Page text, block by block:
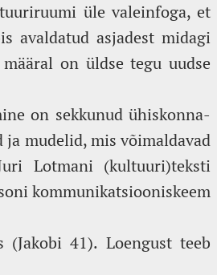
üle valeinfoga, et
avaldatud asjadest midagi
on üldse tegu uudse
on sekkunud ühiskonna-
mudelid, mis võimaldavad
Lotmani (kultuuri)teksti
kommunikatsiooniskeem
41). Loengust teeb